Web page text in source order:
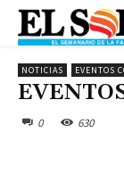
NOTICIAS EVENTOS
0 630